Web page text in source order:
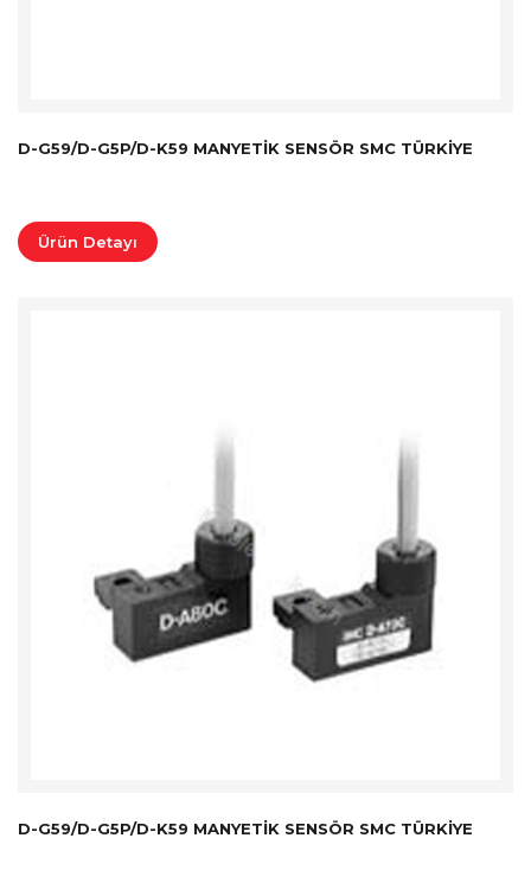
D-G59/D-G5P/D-K59 MANYETIK SENSÖR SMC TÜRKİYE
Ürün Detayı
D-G59/D-G5P/D-K59 MANYETIK SENSÖR SMC TÜRKİYE